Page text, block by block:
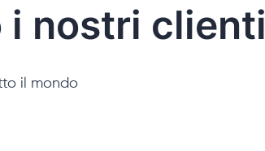
i nostri clienti
il mondo